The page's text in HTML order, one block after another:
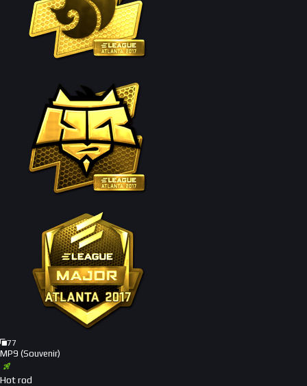
77
MP9 (Souvenir)
Hot rod